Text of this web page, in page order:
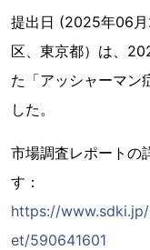
提出日 (2025年06
区、東京都）は、
た「アッシャーマン
した。
市場調査レポートの
す：
https://
et/590641601